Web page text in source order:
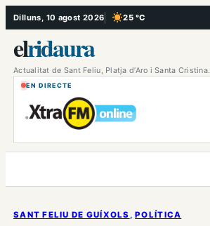
Vés
al
contingut
Dilluns, 10 agost 2026 25 °C
, Cel serè
elridaura
Actualitat de Sant Feliu, Platja d’Aro i Santa Cristina.
EN DIRECTE
SANT FELIU DE GUÍXOLS , POLÍTICA